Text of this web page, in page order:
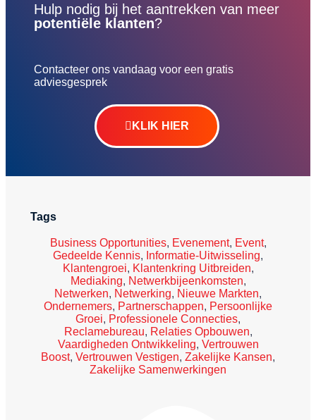
Hulp nodig bij het aantrekken van meer
potentiële klanten?
Contacteer ons vandaag voor een gratis
adviesgesprek
KLIK HIER
Tags
Business Opportunities, Evenement, Event,
Gedeelde Kennis, Informatie-Uitwisseling,
Klantengroei, Klantenkring Uitbreiden,
Mediaking, Netwerkbijeenkomsten,
Netwerken, Netwerking, Nieuwe Markten,
Ondernemers, Partnerschappen, Persoonlijke
Groei, Professionele Connecties,
Reclamebureau, Relaties Opbouwen,
Vaardigheden Ontwikkeling, Vertrouwen
Boost, Vertrouwen Vestigen, Zakelijke Kansen,
Zakelijke Samenwerkingen